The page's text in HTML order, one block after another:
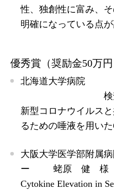
性、独創性に富み、
明確になっている点
優秀賞（奨励金50万円
北海道大
検査・輸
新型コロナウイルス
るための唾液を用い
大阪大学医学部附属
ー 蛯原 健 様
Cytokine Elevation in